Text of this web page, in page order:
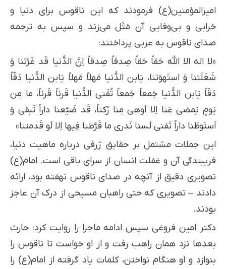
امیرالمؤمنین(ع) فرمودند که این ناقوس برای دنیا و
خرابی و بی‌وفایی آن مَثَل می‌زند و سپس به ترجمه
صدای ناقوس به عربی پرداختند:
«لا اله الا الله حَقاً حَقاً صِدقاً صِدقاً اِنَّ الدُّنیا قَد غَرَّتنا وَ
شَغَلَتنا وَ استَهوَتنا، یَابن الدُّنیا مَهلاً مَهلاً یَابن الدُّنیا دَقّاً
دَقّاً یَابن الدُّنیا جَمعاً جَمعاً تُفَنی الدُّنیا قَرناً قَرناً، ما مِن
یَومٍ یَمضی عَنا اِلا اَوهی مِنا رُکناً، قَد ضَیّعنا داراً تَبقی وَ
اَستَوطَنا داراً تَفنی لَسنا نَدری ما قَرَّطنا فِیها اِلا لَو قَدمتنا»
این جملات مشتمل بر حقایق ژرفی درباره ماهیت دنیا،
فریبندگی آن و غفلت انسان از سرای باقی است. امام(ع)
تصویری دقیق از آنچه در صدای ناقوس نهفته بود، ارائه
دادند – تصویری که حتی راهبان مسیحی از درک آن عاجز
بودند.
دکتر امین فروغی سپس ادامه ماجرا را روایت کرد: حارث
بعدها نزد همان راهب رفت و از او خواست تا ناقوس را
بنوازد و او هنگام نواختن، کلمات یاد گرفته از امام(ع) را